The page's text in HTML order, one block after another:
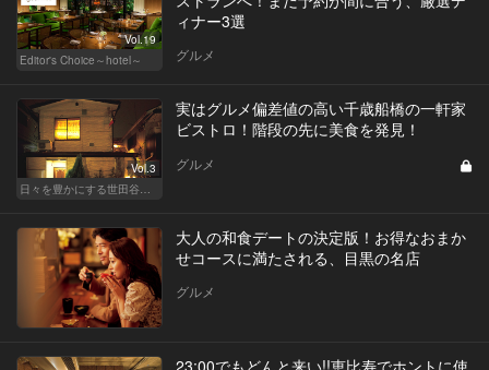
Vol.19
Editor's Choice～hotel～
ィナー3選
グルメ
Vol.3
実はグルメ偏差値の高い千歳船橋の一軒家
ビストロ！階段の先に美食を発見！
グルメ
大人の和食デートの決定版！お得なおまか
せコースに満たされる、目黒の名店
グルメ
23:00でもどんと来い!!恵比寿でホントに使